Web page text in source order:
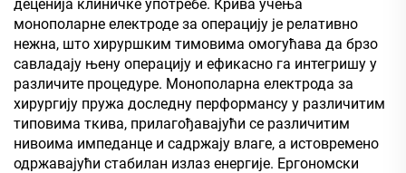
деценија клиничке употребе. Крива учења
монополарне електроде за операцију је релативно
нежна, што хируршким тимовима омогућава да брзо
савладају њену операцију и ефикасно га интегришу у
различите процедуре. Монополарна електрода за
хирургију пружа доследну перформансу у различитим
типовима ткива, прилагођавајући се различитим
нивоима импеданце и садржају влаге, а истовремено
одржавајући стабилан излаз енергије. Ергономски